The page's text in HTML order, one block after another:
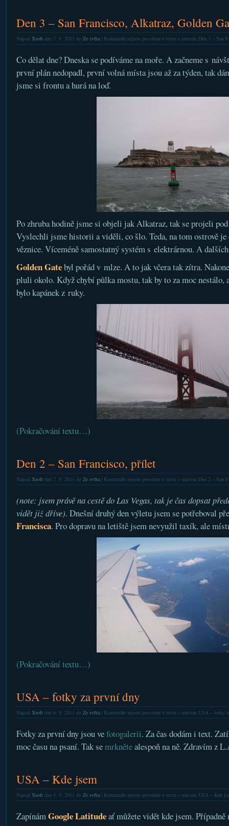
Den 3 – San Francisco, Alkatraz, Golden
Napsal Xsoftdne 7. 9. 2011 do Ze světa| Komentáře nejsou povolenéu textu s názvem Den 3 – San
Co dělat dne? Dneska se podíváme na moře. A začneme s
první plán nedopadl, první volná místa jsou až za týden, tak
jsme si frontu a hurá na loď.
Po zhruba hodině jsme si objeli jak Alkatraz, tak se projeli
Vyslechli jsme historii a viděli, co šlo. Teda, na tom ostrově je
věznice. Víceméně samostatný systém s elektrárnou. A
Golden Gatebyl pořád v mlze. A to jak včera tak zítra.
pluli okolo. Když chybí půlka mostu, tak by to za moc nestálo,
bylo kapánek z ruky.
(Pokračování textu…)
Den 2 – San Francisco, přílet
Napsal Xsoftdne 7. 9. 2011 do Ze světa| Komentáře nejsou povolenéu textu s názvem Den 2 – San
(note: jsem právě na cestě do Las Vegas, tak je čas dopsat
vidět již dříve). Dnešní druhý den výletu jsem se potřeboval
Francisca. Pro dopravu na letiště jsem nevyužil taxík, ale
(Pokračování textu…)
USA – fotky za první dny
Napsal Xsoftdne 6. 9. 2011 do Ze světa| Komentáře nejsou povolenéu textu s názvem USA – fotky
Fotky za první dny jsou vefotogalerii. Za čas dodám i text.
moc času na psaní. Tak semrknětealespoň na ně. Zdravím z
USA – Kde jsem
Napsal Xsoftdne 4. 9. 2011 do Ze světa| Komentáře nejsou povolenéu textu s názvem USA – Kde
ZapínámGoogle Latitudeať můžete vidět kde jsem.